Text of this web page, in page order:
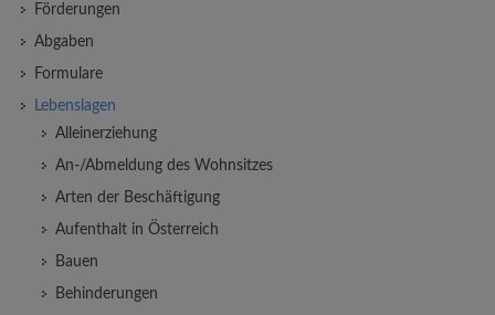
Förderungen
Abgaben
Formulare
Lebenslagen
Alleinerziehung
An-/Abmeldung des Wohnsitzes
Arten der Beschäftigung
Aufenthalt in Österreich
Bauen
Behinderungen